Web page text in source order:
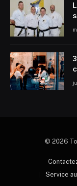
© 2026
Service